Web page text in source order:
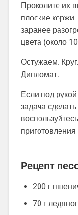
Проколите их
плоские
заранее
цвета (около
Остужаем.
Дипломат.
Если под
задача
воспользуйтесь
приготовления
Рецепт
200 г
70 г